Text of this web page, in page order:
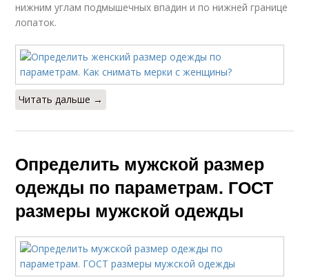
нижним углам подмышечных впадин и по нижней границе
лопаток.
Читать дальше →
Определить мужской размер
одежды по параметрам. ГОСТ
размеры мужской одежды